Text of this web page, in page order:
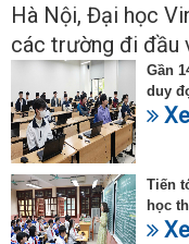
Hà Nội, Đại học
các trường đi đầu
Gần
duy
Tiến
học